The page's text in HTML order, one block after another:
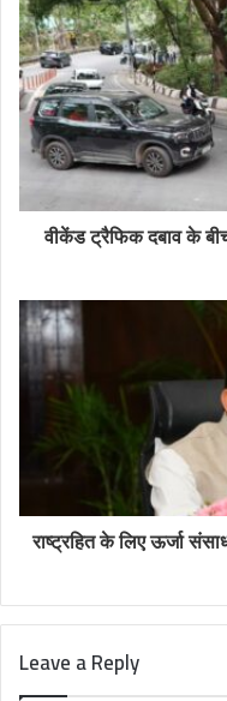
वीकेंड ट्रैफिक दबाव के
राष्ट्रहित के लिए ऊर्जा
Leave a Reply